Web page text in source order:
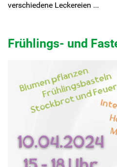
verschiedene Leckereien ...
Frühlings- und